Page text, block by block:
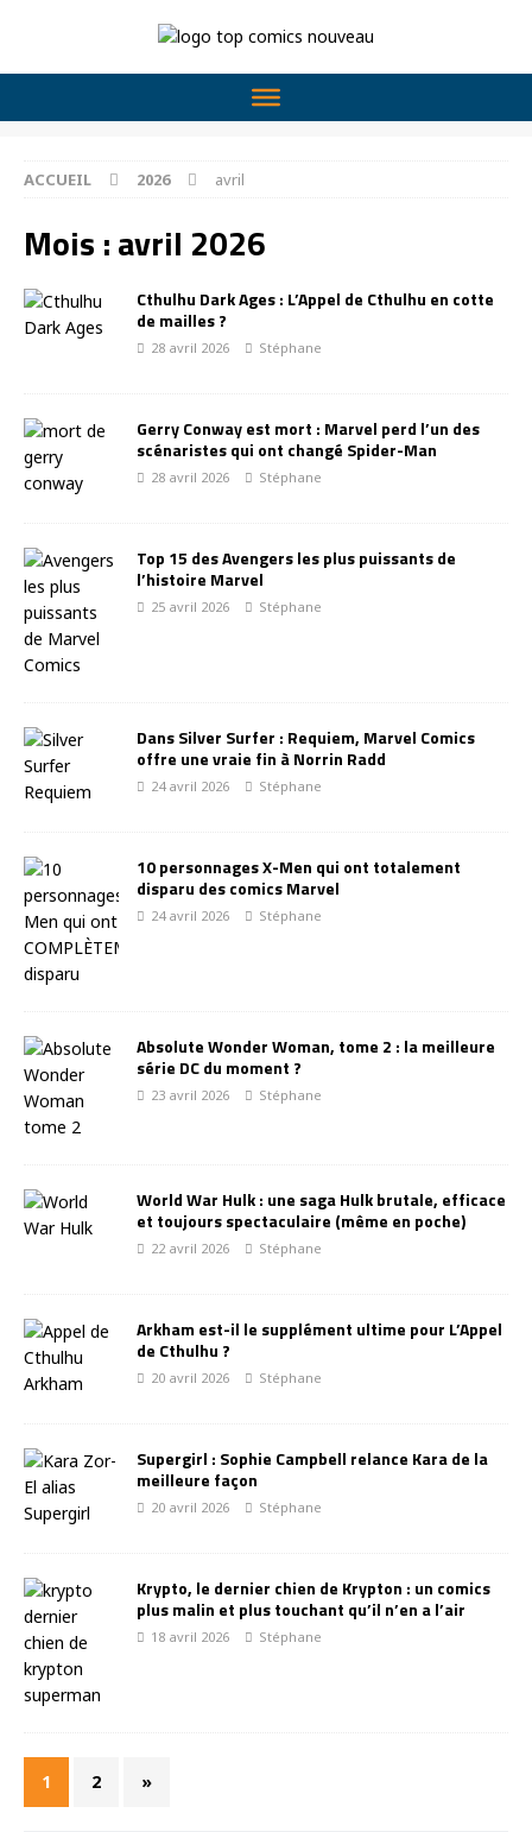
ACCUEIL 2026 avril
Mois :avril 2026
Cthulhu Dark Ages : L’Appel de Cthulhu en cotte
de mailles ?
28 avril 2026 Stéphane
Gerry Conway est mort : Marvel perd l’un des
scénaristes qui ont changé Spider-Man
28 avril 2026 Stéphane
Top 15 des Avengers les plus puissants de
l’histoire Marvel
25 avril 2026 Stéphane
Dans Silver Surfer : Requiem, Marvel Comics
offre une vraie fin à Norrin Radd
24 avril 2026 Stéphane
10 personnages X-Men qui ont totalement
disparu des comics Marvel
24 avril 2026 Stéphane
Absolute Wonder Woman, tome 2 : la meilleure
série DC du moment ?
23 avril 2026 Stéphane
World War Hulk : une saga Hulk brutale, efficace
et toujours spectaculaire (même en poche)
22 avril 2026 Stéphane
Arkham est-il le supplément ultime pour L’Appel
de Cthulhu ?
20 avril 2026 Stéphane
Supergirl : Sophie Campbell relance Kara de la
meilleure façon
20 avril 2026 Stéphane
Krypto, le dernier chien de Krypton : un comics
plus malin et plus touchant qu’il n’en a l’air
18 avril 2026 Stéphane
1 2 »